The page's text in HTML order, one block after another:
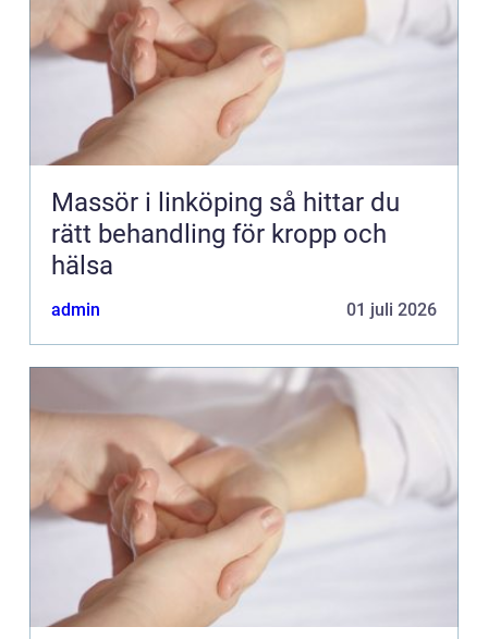
Massör i linköping så hittar du
rätt behandling för kropp och
hälsa
admin 01 juli 2026